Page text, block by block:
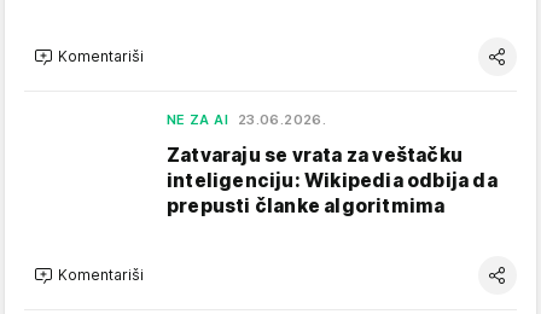
Komentariši
NE ZA AI 23.06.2026.
Zatvaraju se vrata za veštačku
inteligenciju: Wikipedia odbija da
prepusti članke algoritmima
Komentariši